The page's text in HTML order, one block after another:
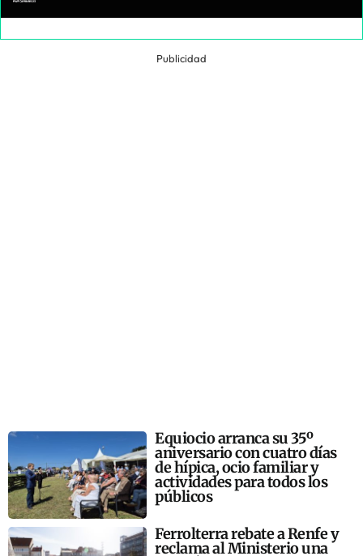
Publicidad
Equiocio arranca su 35º
aniversario con cuatro días
de hípica, ocio familiar y
actividades para todos los
públicos
Ferrolterra rebate a Renfe y
reclama al Ministerio una